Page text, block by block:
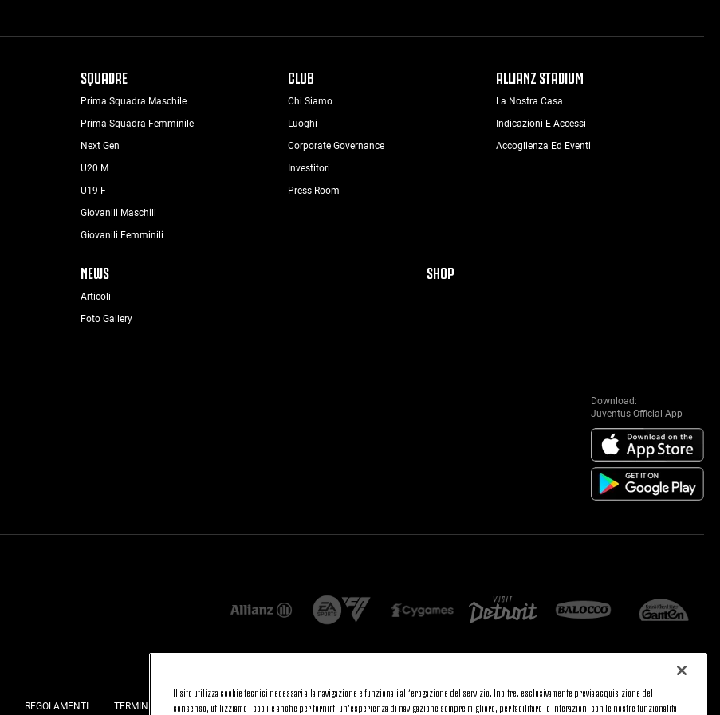
SQUADRE
Prima Squadra Maschile
Prima Squadra Femminile
Next Gen
U20 M
U19 F
Giovanili Maschili
Giovanili Femminili
CLUB
Chi Siamo
Luoghi
Corporate Governance
Investitori
Press Room
ALLIANZ STADIUM
La Nostra Casa
Indicazioni E Accessi
Accoglienza Ed Eventi
NEWS
Articoli
Foto Gallery
SHOP
Download:
Juventus Official App
REGOLAMENTI TERMINI E CONDIZIONI FATTURAZIONE ELETTRONICA
PRIVACY
TORNA SU
Il sito utilizza cookie tecnici necessari alla navigazione e funzionali all’erogazione del servizio. Inoltre, esclusivamente previa acquisizione del
consenso, utilizziamo i cookie anche per fornirti un’esperienza di navigazione sempre migliore, per facilitare le interazioni con le nostre funzionalità